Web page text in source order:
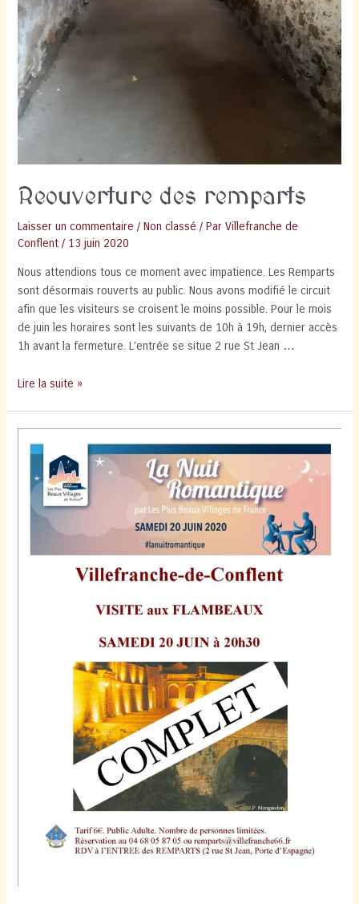
Reouverture des remparts
Laisser un commentaire /Non classé / ParVillefranche de
Conflent / 13 juin 2020
Nous attendions tous ce moment avec impatience. Les Remparts
sont désormais rouverts au public. Nous avons modifié le circuit
afin que les visiteurs se croisent le moins possible. Pour le mois
de juin les horaires sont les suivants de 10h à 19h, dernier accès
1h avant la fermeture. L’entrée se situe 2 rue St Jean …
Reouverture
Lire la suite »